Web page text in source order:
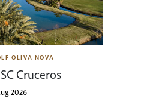
OLIVA NOVA
Cruceros
2026